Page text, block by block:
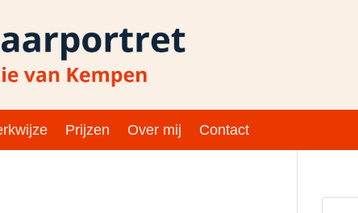
Prijzen Over mij Contact